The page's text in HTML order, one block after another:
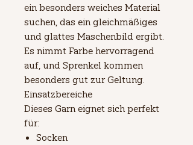
ein besonders weiches Material
suchen, das ein gleichmäßiges
und glattes Maschenbild ergibt.
Es nimmt Farbe hervorragend
auf, und Sprenkel kommen
besonders gut zur Geltung.
Einsatzbereiche
Dieses Garn eignet sich perfekt
für:
Socken